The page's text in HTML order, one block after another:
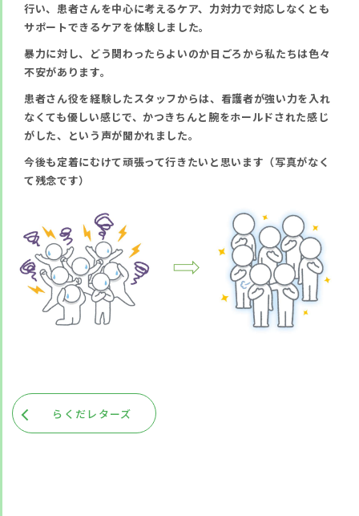
行い、患者さんを中心に考えるケア、力対力で対応しなくとも
サポートできるケアを体験しました。
暴力に対し、どう関わったらよいのか日ごろから私たちは色々
不安があります。
患者さん役を経験したスタッフからは、看護者が強い力を入れ
なくても優しい感じで、かつきちんと腕をホールドされた感じ
がした、という声が聞かれました。
今後も定着にむけて頑張って行きたいと思います（写真がなく
て残念です）
らくだレターズ